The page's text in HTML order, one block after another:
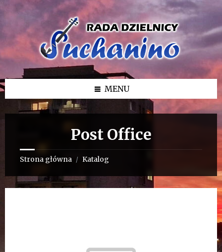
Przejdź
Przejdź
bocznego
Przejdź
MENU
Post Office
Strona główna / Katalog